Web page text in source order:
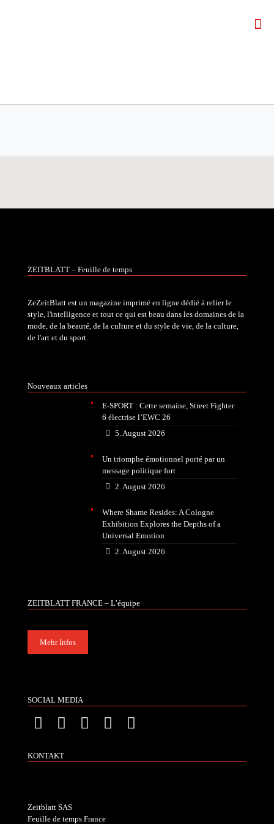
ZEITBLATT – Feuille de temps
ZeZeitBlatt est un magazine imprimé en ligne dédié à relier le
style, l'intelligence et tout ce qui est beau dans les domaines de la
mode, de la beauté, de la culture et du style de vie, de la culture,
de l'art et du sport.
Nouveaux articles
E-SPORT : Cette semaine, Street Fighter
6 électrise l’EWC 26
5. August 2026
Un triomphe émotionnel porté par un
message politique fort
2. August 2026
Where Shame Resides: A Cologne
Exhibition Explores the Depths of a
Universal Emotion
2. August 2026
ZEITBLATT FRANCE – L’équipe
Mehr Infos
SOCIAL MEDIA
KONTAKT
Zeitblatt SAS
Feuille de temps France